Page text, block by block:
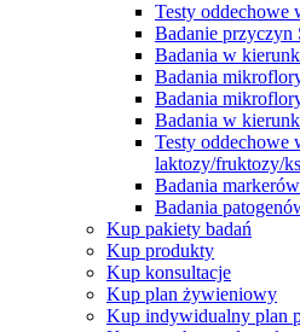
Testy
Badanie
Badania w
Badania
Badania
Badania w
Testy oddechowe
laktozy/fruktozy/
Badania
Badania
Kup pakiety badań
Kup produkty
Kup konsultacje
Kup plan żywieniowy
Kup indywidualny plan